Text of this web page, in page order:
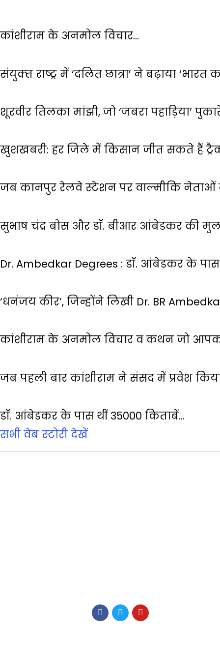
कांशीराम के अनमोल विचार…
संयुक्‍त राष्‍ट्र में ‘दलित छात्रा’ ने बढ़ाया ‘भारत
शूरवीर तिलका मांझी, जो ‘जबरा पहाड़िया’
खुशखबरी: हर जिले में किसान जीत सकते हैं
जब कानपुर रेलवे स्‍टेशन पर वाल्‍मीकि नेताओं ने
सुभाष चंद्र बोस और डॉ. बीआर आंबेडकर की
Dr. Ambedkar Degrees : डॉ. आंबेडकर के पास
‘धनंजय कीर’, जिन्होंने लिखी Dr. BR
कांशीराम के अनमोल विचार व कथन जो
जब पहली बार कांशीराम ने संसद में प्रवेश
डॉ. आंबेडकर के पास थीं 35000 किताबें…
सभी वेब स्‍टोरी देखें